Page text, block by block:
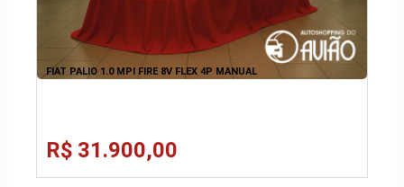
FIAT PALIO 1.0 MPI FIRE 8V FLEX 4P MANUAL
R$ 31.900,00